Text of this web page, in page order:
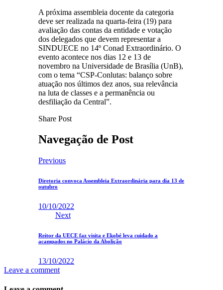
A próxima assembleia docente da categoria
deve ser realizada na quarta-feira (19) para
avaliação das contas da entidade e votação
dos delegados que devem representar a
SINDUECE no 14º Conad Extraordinário. O
evento acontece nos dias 12 e 13 de
novembro na Universidade de Brasília (UnB),
com o tema “CSP-Conlutas: balanço sobre
atuação nos últimos dez anos, sua relevância
na luta de classes e a permanência ou
desfiliação da Central”.
Share Post
Navegação de Post
Previous
Diretoria convoca Assembleia Extraordinária para dia 13 de
outubro
10/10/2022
Next
Reitor da UECE faz visita e Ekobé leva cuidado a
acampados no Palácio da Abolição
13/10/2022
Leave a comment